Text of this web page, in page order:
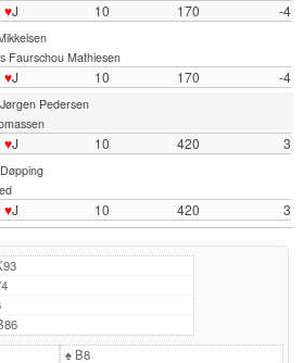
♥J 10 170
-4
Faurschou Mathiesen
♥J 10 170
-4
Pedersen
♥J 10 420
3
♥J 10 420 3
♠B8